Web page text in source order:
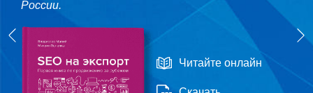
России.
Читайте онлайн